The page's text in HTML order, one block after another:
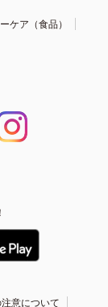
ケア（食品）
意について